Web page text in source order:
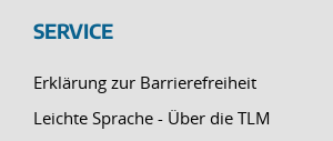
SERVICE
Erklärung zur Barrierefreiheit
Leichte Sprache - Über die TLM